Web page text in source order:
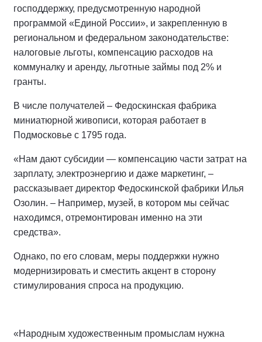
господдержку, предусмотренную народной
программой «Единой России», и закрепленную в
региональном и федеральном законодательстве:
налоговые льготы, компенсацию расходов на
коммуналку и аренду, льготные займы под 2% и
гранты.
В числе получателей – Федоскинская фабрика
миниатюрной живописи, которая работает в
Подмосковье с 1795 года.
«Нам дают субсидии — компенсацию части затрат на
зарплату, электроэнергию и даже маркетинг, –
рассказывает директор Федоскинской фабрики Илья
Озолин. – Например, музей, в котором мы сейчас
находимся, отремонтирован именно на эти
средства».
Однако, по его словам, меры поддержки нужно
модернизировать и сместить акцент в сторону
стимулирования спроса на продукцию.
«Народным художественным промыслам нужна